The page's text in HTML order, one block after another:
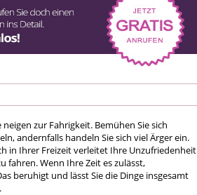
zur Fahrigkeit. Bemühen Sie sich
andernfalls handeln Sie sich viel Ärger ein.
in Ihrer Freizeit verleitet Ihre Unzufriedenheit
fahren. Wenn Ihre Zeit es zulässt,
beruhigt und lässt Sie die Dinge insgesamt